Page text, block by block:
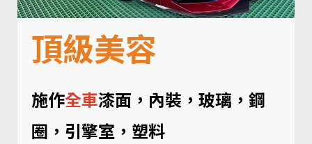
頂級美容
施作全車漆面，內裝，玻璃，鋼
圈，引擎室，塑料